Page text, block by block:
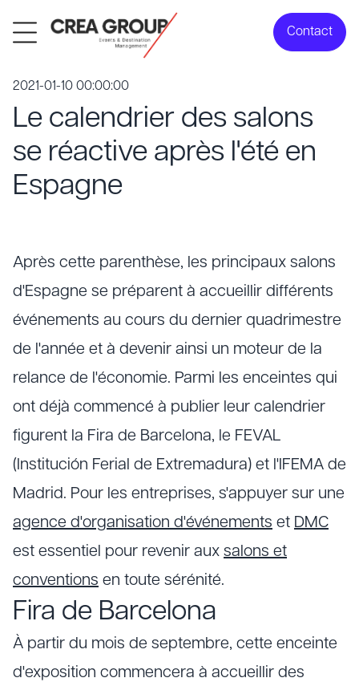
Contact
2021-01-10 00:00:00
Le calendrier des salons
se réactive après l'été en
Espagne
Après cette parenthèse, les principaux salons
d'Espagne se préparent à accueillir différents
événements au cours du dernier quadrimestre
de l'année et à devenir ainsi un moteur de la
relance de l'économie. Parmi les enceintes qui
ont déjà commencé à publier leur calendrier
figurent la Fira de Barcelona, le FEVAL
(Institución Ferial de Extremadura) et l'IFEMA de
Madrid. Pour les entreprises, s'appuyer sur une
agence d'organisation d'événements et DMC
est essentiel pour revenir aux salons et
conventions en toute sérénité.
Fira de Barcelona
À partir du mois de septembre, cette enceinte
d'exposition commencera à accueillir des